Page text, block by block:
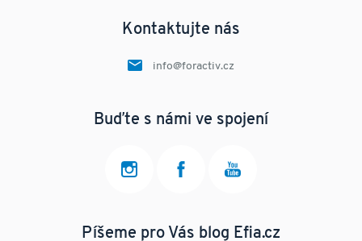
Kontaktujte nás
info@foractiv.cz
Buďte s námi ve spojení
Píšeme pro Vás blog Efia.cz